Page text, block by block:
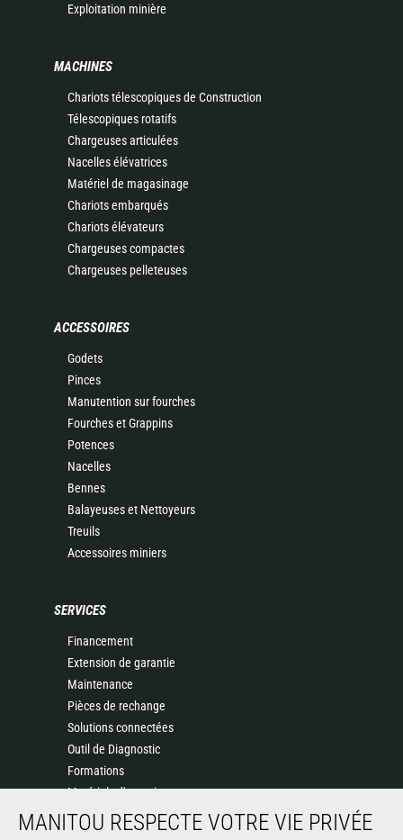
Exploitation minière
MACHINES
Chariots télescopiques de Construction
Télescopiques rotatifs
Chargeuses articulées
Nacelles élévatrices
Matériel de magasinage
Chariots embarqués
Chariots élévateurs
Chargeuses compactes
Chargeuses pelleteuses
ACCESSOIRES
Godets
Pinces
Manutention sur fourches
Fourches et Grappins
Potences
Nacelles
Bennes
Balayeuses et Nettoyeurs
Treuils
Accessoires miniers
SERVICES
Financement
Extension de garantie
Maintenance
Pièces de rechange
Solutions connectées
Outil de Diagnostic
Formations
Matériels d'occasion
MANITOU RESPECTE VOTRE VIE PRIVÉE